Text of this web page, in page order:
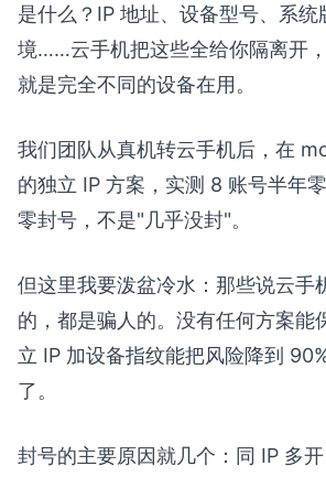
是什么？IP 地址、设备型号、系统
境……云手机把这些全给你隔离开
就是完全不同的设备在用。
我们团队从真机转云手机后，在
的独立 IP 方案，实测 8 账号半年
零封号，不是"几乎没封"。
但这里我要泼盆冷水：那些说云手
的，都是骗人的。没有任何方案能
立 IP 加设备指纹能把风险降到
了。
封号的主要原因就几个：同 IP 多